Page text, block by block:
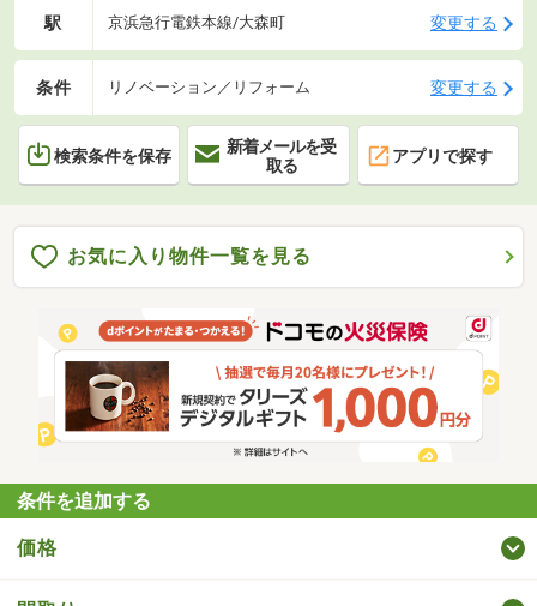
駅 京浜急行電鉄本線/大森町 変更する
条件 リノベーション／リフォーム 変更する
検索条件を保存
新着メールを受
取る
アプリで探す
お気に入り物件一覧を見る
条件を追加する
価格